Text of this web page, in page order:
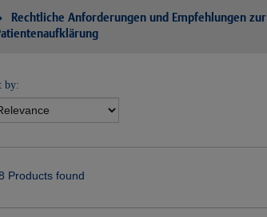
Rechtliche Anforderungen und Empfehlungen zur
by:
Products found